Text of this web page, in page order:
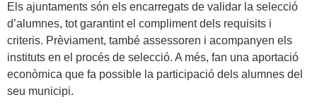
Els ajuntaments són els encarregats de validar la selecció
d’alumnes, tot garantint el compliment dels requisits i
criteris. Prèviament, també assessoren i acompanyen els
instituts en el procés de selecció. A més, fan una aportació
econòmica que fa possible la participació dels alumnes del
seu municipi.